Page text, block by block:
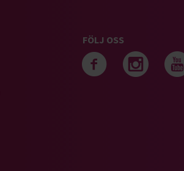
FÖLJ OSS
Följ oss
Följ